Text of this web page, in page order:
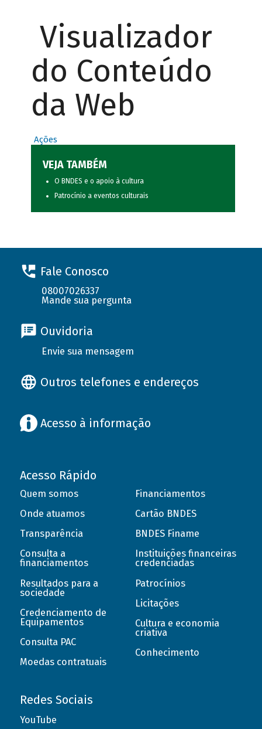
Visualizador
do Conteúdo
da Web
Ações
VEJA TAMBÉM
O BNDES e o apoio à cultura
Patrocínio a eventos culturais
Fale Conosco
08007026337
Mande sua pergunta
Ouvidoria
Envie sua mensagem
Outros telefones e endereços
Acesso à informação
Acesso Rápido
Quem somos
Onde atuamos
Transparência
Consulta a
financiamentos
Resultados para a
sociedade
Credenciamento de
Equipamentos
Consulta PAC
Moedas contratuais
Financiamentos
Cartão BNDES
BNDES Finame
Instituições financeiras
credenciadas
Patrocínios
Licitações
Cultura e economia
criativa
Conhecimento
Redes Sociais
YouTube